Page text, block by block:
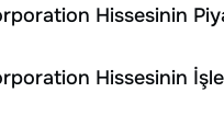
Hissesinin
Hissesinin